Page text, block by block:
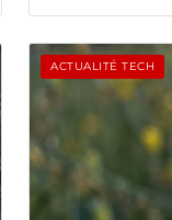
ACTUALITÉ TECH